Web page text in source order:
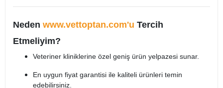
Neden www.vettoptan.com'u Tercih
Etmeliyim?
Veteriner kliniklerine özel geniş ürün yelpazesi sunar.
En uygun fiyat garantisi ile kaliteli ürünleri temin
edebilirsiniz.